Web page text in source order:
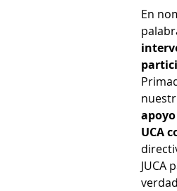
En
UCA
JUCA